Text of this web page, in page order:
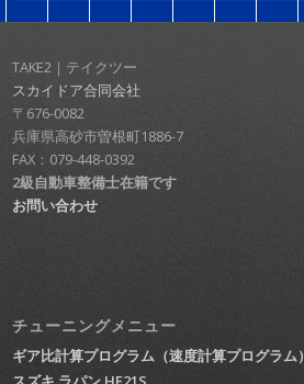
TAKE2｜テイクツー
スカイドア合同会社
〒676-0082
兵庫県高砂市曽根町1886-7
FAX：079-448-0392
2級自動車整備士在籍です
お問い合わせ
チューニングメニュー
ギア比計算プログラム（速度計算プログラム）